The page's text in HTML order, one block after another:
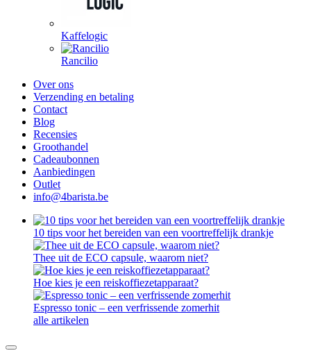
Kaffelogic
Rancilio
Over ons
Verzending en betaling
Contact
Blog
Recensies
Groothandel
Cadeaubonnen
Aanbiedingen
Outlet
info@4barista.be
10 tips voor het bereiden van een voortreffelijk drankje
Thee uit de ECO capsule, waarom niet?
Hoe kies je een reiskoffiezetapparaat?
Espresso tonic – een verfrissende zomerhit
alle artikelen